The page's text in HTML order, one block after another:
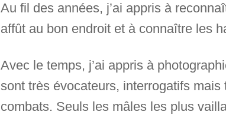
Au fil des années, j’ai appris à
affût au bon endroit et à connaître les
Avec le temps, j’ai appris à
sont très évocateurs, interrogatifs
combats. Seuls les mâles les plus